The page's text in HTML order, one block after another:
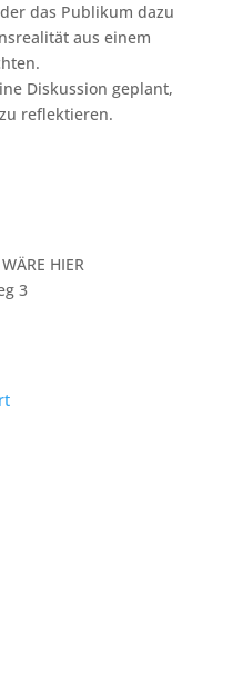
das Publikum dazu
aus einem
Diskussion geplant,
reflektieren.
3